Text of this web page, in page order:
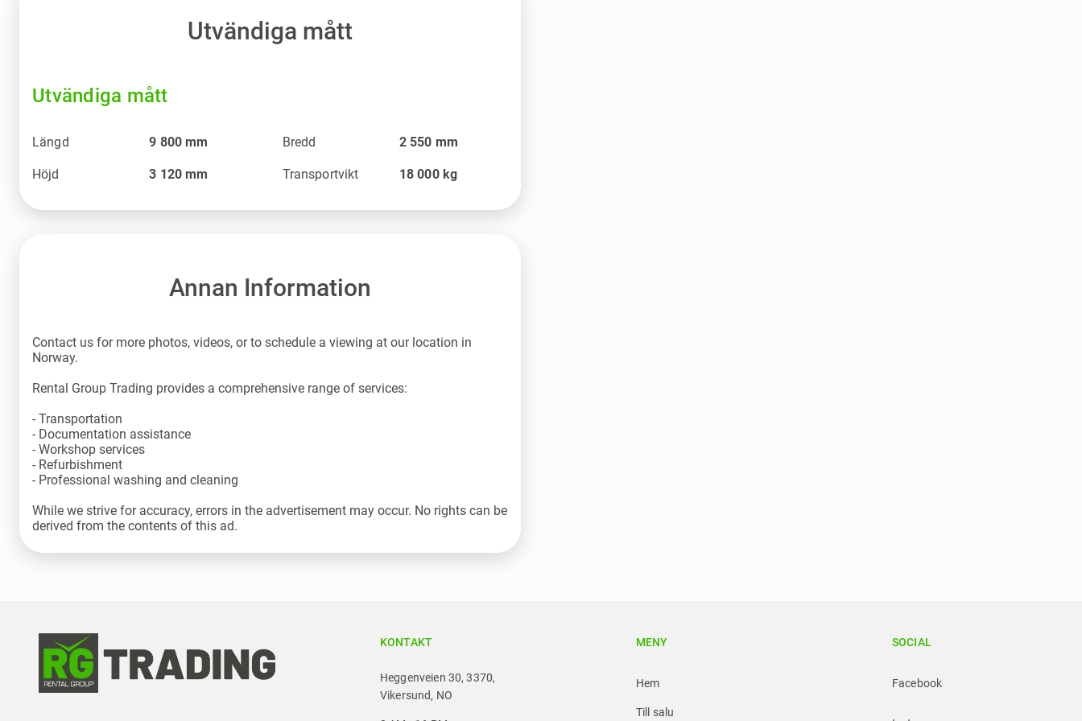
Utvändiga mått
Utvändiga mått
Längd 9 800 mm Bredd 2 550 mm
Höjd 3 120 mm Transportvikt 18 000 kg
Annan Information
Contact us for more photos, videos, or to schedule a viewing at our location in
Norway.
Rental Group Trading provides a comprehensive range of services:
- Transportation
- Documentation assistance
- Workshop services
- Refurbishment
- Professional washing and cleaning
While we strive for accuracy, errors in the advertisement may occur. No rights can be
derived from the contents of this ad.
KONTAKT
Heggenveien 30, 3370,
Vikersund, NO
MENY
Hem
Till salu
SOCIAL
Facebook